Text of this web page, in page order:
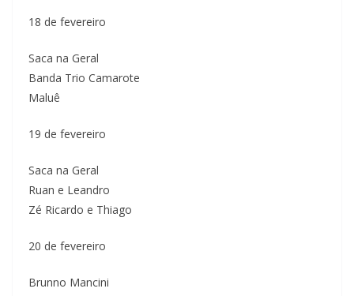
18 de fevereiro
Saca na Geral
Banda Trio Camarote
Maluê
19 de fevereiro
Saca na Geral
Ruan e Leandro
Zé Ricardo e Thiago
20 de fevereiro
Brunno Mancini